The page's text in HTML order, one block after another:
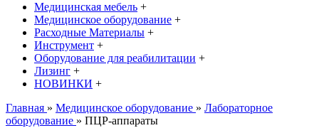
Медицинская мебель +
Медицинское оборудование +
Расходные Материалы +
Инструмент +
Оборудование для реабилитации +
Лизинг +
НОВИНКИ +
Главная » Медицинское оборудование » Лабораторное
оборудование » ПЦР-аппараты